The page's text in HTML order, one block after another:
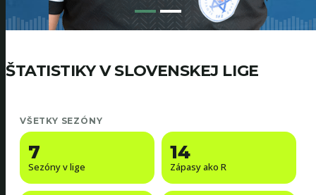
ŠTATISTIKY V SLOVENSKEJ LIGE